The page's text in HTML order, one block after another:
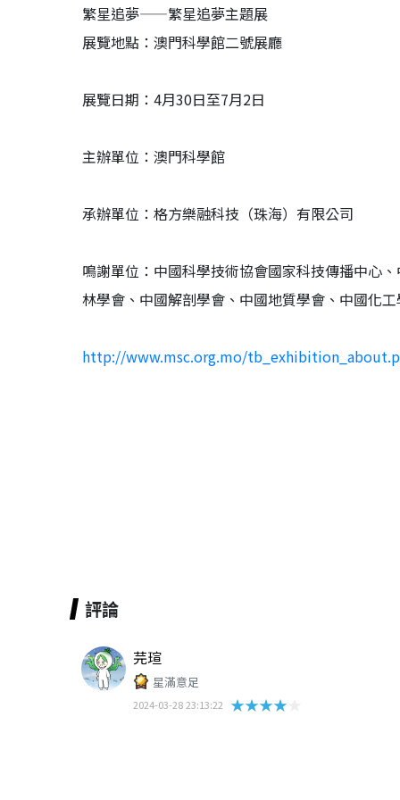
繁星追夢——繁星追夢主題展
展覽地點：澳門科學館二號展廳
展覽日期：4月30日至7月2日
主辦單位：澳門科學館
承辦單位：格方樂融科技（珠海）有限公司
鳴謝單位：中國科學技術協會國家科技傳播中心
林學會、中國解剖學會、中國地質學會、中國化
http://www.msc.org.mo/
評論
芫瑄
星滿意足
2024-03-28 23:13:22 ★★★★★